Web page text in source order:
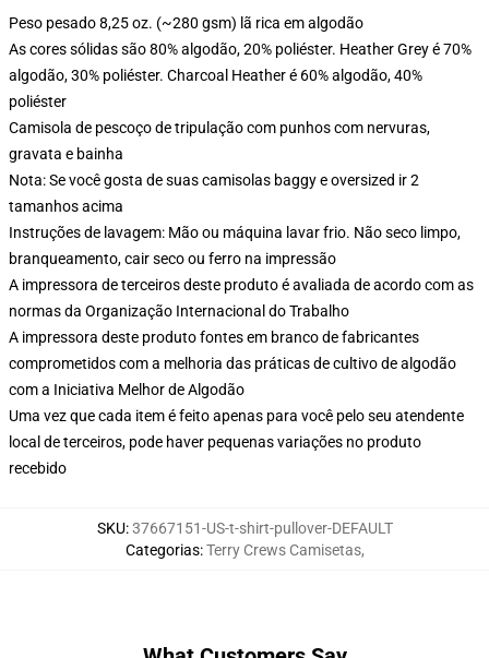
Peso pesado 8,25 oz. (~280 gsm) lã rica em algodão
As cores sólidas são 80% algodão, 20% poliéster. Heather Grey é 70%
algodão, 30% poliéster. Charcoal Heather é 60% algodão, 40%
poliéster
Camisola de pescoço de tripulação com punhos com nervuras,
gravata e bainha
Nota: Se você gosta de suas camisolas baggy e oversized ir 2
tamanhos acima
Instruções de lavagem: Mão ou máquina lavar frio. Não seco limpo,
branqueamento, cair seco ou ferro na impressão
A impressora de terceiros deste produto é avaliada de acordo com as
normas da Organização Internacional do Trabalho
A impressora deste produto fontes em branco de fabricantes
comprometidos com a melhoria das práticas de cultivo de algodão
com a Iniciativa Melhor de Algodão
Uma vez que cada item é feito apenas para você pelo seu atendente
local de terceiros, pode haver pequenas variações no produto
recebido
SKU:37667151-US-t-shirt-pullover-DEFAULT
Categorias:Terry Crews Camisetas,